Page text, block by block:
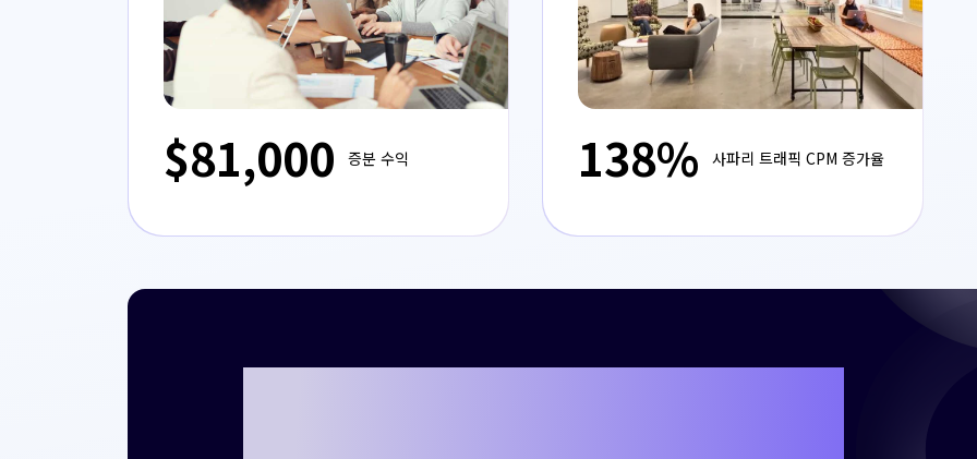
$81,000 증분 수익 138% 사파리 트래픽 CPM 증가율